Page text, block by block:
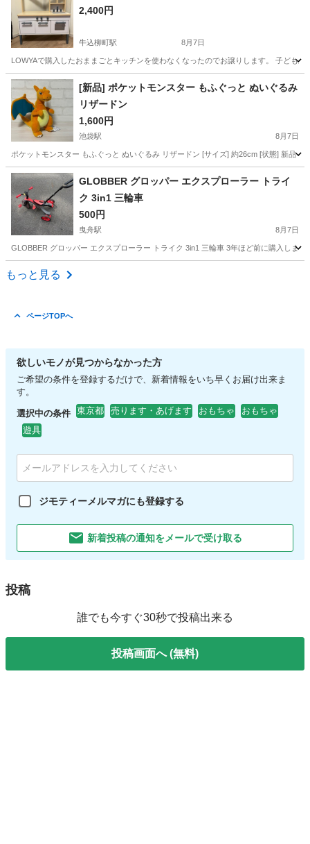
2,400円
牛込柳町駅 8月7日
LOWYAで購入したおままごとキッチンを使わなくなったのでお譲りします。 子ども
東京 新宿区 牛込柳町駅
[新品] ポケットモンスター もふぐっと ぬいぐるみ
リザードン
1,600円
池袋駅 8月7日
ポケットモンスター もふぐっと ぬいぐるみ リザードン [サイズ] 約26cm [状態] 新品
東京 豊島区 おもちゃ ポケットモンスター
GLOBBER グロッパー エクスプローラー トライ
ク 3in1 三輪車
500円
曳舟駅 8月7日
GLOBBER グロッパー エクスプローラー トライク 3in1 三輪車 3年ほど前に購入しま
東京 台東区
もっと見る
ページTOPへ
欲しいモノが見つからなかった方
ご希望の条件を登録するだけで、新着情報をいち早くお届け出来ま
す。
選択中の条件 東京都 売ります・あげます おもちゃ
おもちゃ
遊具
ジモティーメルマガにも登録する
新着投稿の通知をメールで受け取る
投稿
誰でも今すぐ30秒で投稿出来る
投稿画面へ (無料)